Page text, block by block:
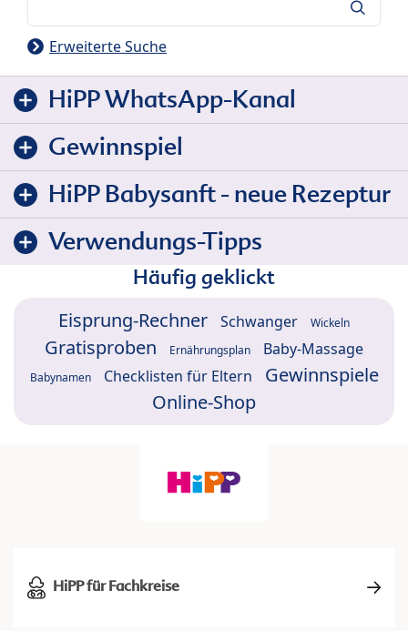
Erweiterte Suche
HiPP WhatsApp-Kanal
Gewinnspiel
HiPP Babysanft - neue Rezeptur
Verwendungs-Tipps
Häufig geklickt
Eisprung-Rechner Schwanger Wickeln
Gratisproben Ernährungsplan Baby-Massage
Babynamen Checklisten für Eltern
Gewinnspiele
Online-Shop
HiPP für Fachkreise